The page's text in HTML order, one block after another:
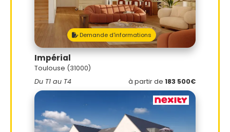
Demande d'informations
Impérial
Toulouse (31000)
Du T1 au T4
à partir de 183 500€